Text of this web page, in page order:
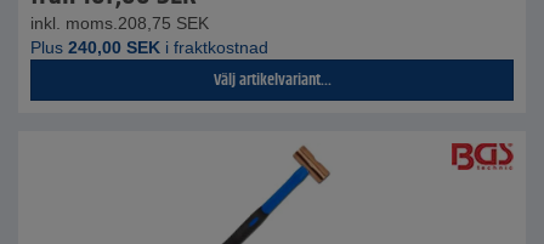
inkl. moms. 208,75 SEK
Plus 240,00 SEK i fraktkostnad
Välj artikelvariant...